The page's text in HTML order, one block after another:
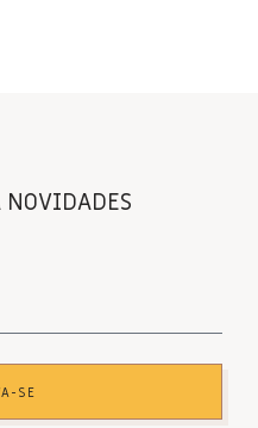
NOVIDADES
SE